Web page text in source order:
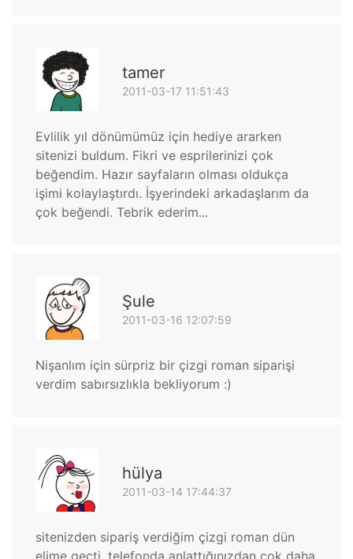
tamer
2011-03-17 11:51:43
Evlilik yıl dönümümüz için hediye ararken
sitenizi buldum. Fikri ve esprilerinizi çok
beğendim. Hazır sayfaların olması oldukça
işimi kolaylaştırdı. İşyerindeki arkadaşlarım da
çok beğendi. Tebrik ederim...
Şule
2011-03-16 12:07:59
Nişanlım için sürpriz bir çizgi roman siparişi
verdim sabırsızlıkla bekliyorum :)
hülya
2011-03-14 17:44:37
sitenizden sipariş verdiğim çizgi roman dün
elime geçti. telefonda anlattığınızdan çok daha